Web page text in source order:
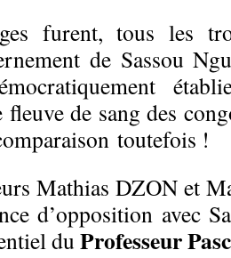
furent, tous les
de Sassou
de sang des
toutefois !
Mathias DZON et
d’opposition avec
du Professeur